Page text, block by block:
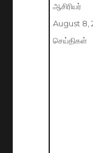
Author
ஆசிரியர்
Posted
on
August 8,
Categories
செய்திகள்